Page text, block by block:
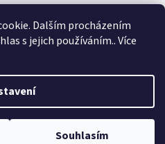
Dalším procházením
s jejich používáním.. Více
Souhlasím
Shoptet
. Všechna práva vyhrazena.
cookies